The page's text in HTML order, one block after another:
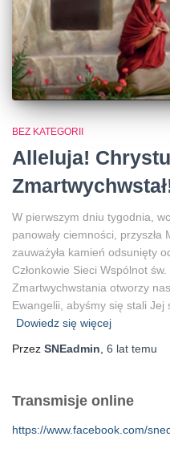
BEZ KATEGORII
Alleluja!
W pierwszym dniu tygodnia,
panowały ciemności,
zauważyła kamień odsunięty
Członkowie Sieci Wspólnot
Zmartwychwstania otworzy
Ewangelii, abyśmy się stali Jej
Dowiedz się więcej
Przez SNEadmin 6 lat temu
Transmisje online
https://www.facebook.com/